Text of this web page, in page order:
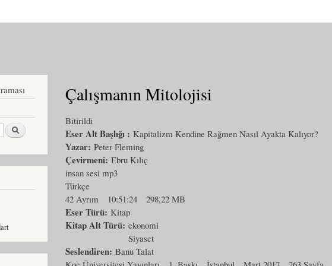
Çalışmanın Mitolojisi
Bitirildi
Eser Alt Başlığı : Kapitalizm Kendine Rağmen Nasıl Ayakta Kalıyor?
Yazar: Peter Fleming
Çevirmeni: Ebru Kılıç
insan sesi mp3
Türkçe
42 Ayrım
10:51:24 298,22 MB
Eser Türü: Kitap
Kitap Alt Türü: ekonomi
Siyaset
Seslendiren: Banu Talat